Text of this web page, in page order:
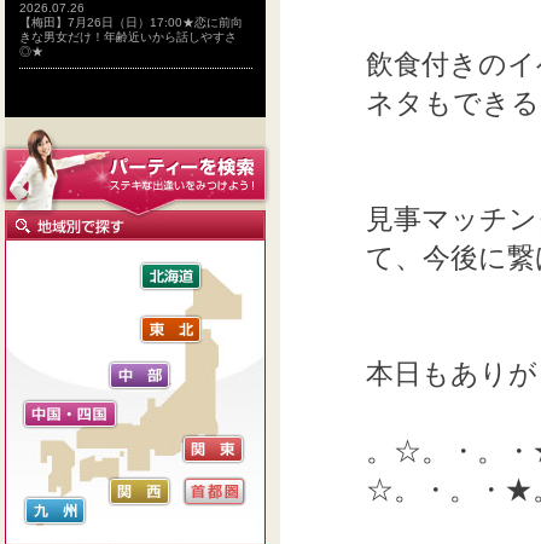
2026.07.26
【梅田】7月26日（日）17:00★恋に前向
きな男女だけ！年齢近いから話しやすさ
◎★
飲食付きの
ネタもでき
見事マッチ
て、今後に
本日もあり
。☆。・。
☆。・。・★